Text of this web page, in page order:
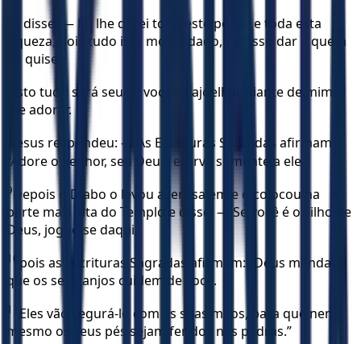
e disse: — Eu lhe darei todo este poder e toda esta
riqueza, pois tudo isto me foi dado, e posso dar a quem
eu quiser.
Isto tudo será seu se você se ajoelhar diante de mim e
me adorar.
Jesus respondeu: — As Escrituras Sagradas afirmam:
“Adore o Senhor, seu Deus, e sirva somente a ele.”
9
Depois o Diabo o levou a Jerusalém e o colocou na
parte mais alta do Templo e disse: — Se você é o Filho de
Deus, jogue-se daqui,
10 pois as Escrituras Sagradas afirmam: “Deus mandará
que os seus anjos cuidem de você.
11
Eles vão segurá-lo com as suas mãos, para que nem
mesmo os seus pés sejam feridos nas pedras.”